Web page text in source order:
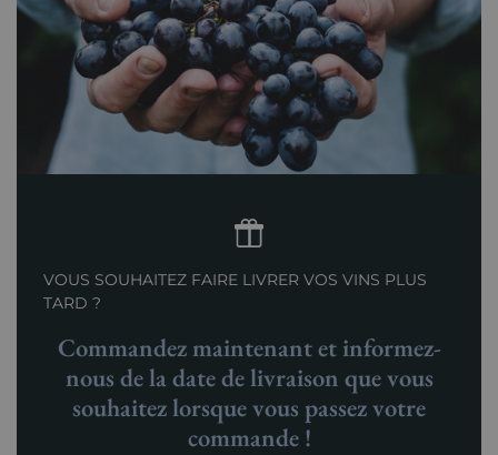
VOUS SOUHAITEZ FAIRE LIVRER VOS VINS PLUS
TARD ?
Commandez maintenant et informez-
nous de la date de livraison que vous
souhaitez lorsque vous passez votre
commande !